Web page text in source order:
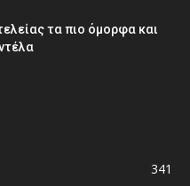
τα πιο όμορφα και
341